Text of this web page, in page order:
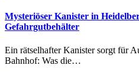
Mysteriöser Kanister in
Gefahrgutbehälter
Ein rätselhafter Kanister sorgt für
Bahnhof: Was die…